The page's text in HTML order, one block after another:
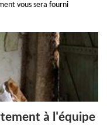
vous sera fourni
à l'équipe